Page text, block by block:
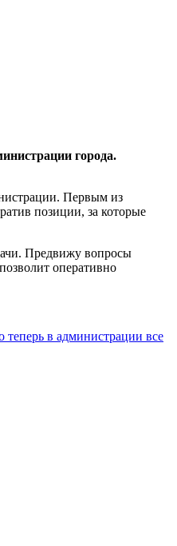
города.
Первым из
позиции, за которые
Предвижу вопросы
оперативно
теперь в администрации все